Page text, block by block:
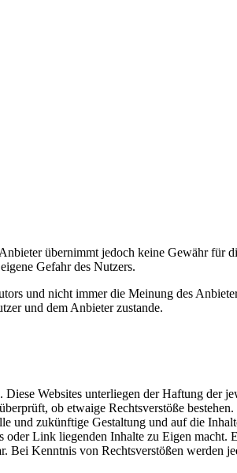
übernimmt jedoch keine Gewähr für
Gefahr des Nutzers.
und nicht immer die Meinung des
und dem Anbieter zustande.
Websites unterliegen der Haftung der
ob etwaige Rechtsverstöße
und zukünftige Gestaltung und auf die
Link liegenden Inhalte zu Eigen macht.
Bei Kenntnis von Rechtsverstößen werden